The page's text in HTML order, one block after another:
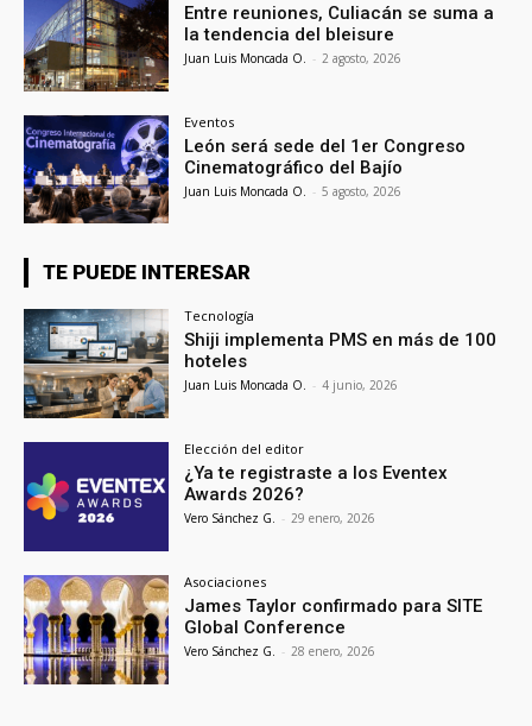
Entre reuniones, Culiacán se suma a
la tendencia del bleisure
Juan Luis Moncada O. - 2 agosto, 2026
Eventos
León será sede del 1er Congreso
Cinematográfico del Bajío
Juan Luis Moncada O. - 5 agosto, 2026
TE PUEDE INTERESAR
Tecnología
Shiji implementa PMS en más de 100
hoteles
Juan Luis Moncada O. - 4 junio, 2026
Elección del editor
¿Ya te registraste a los Eventex
Awards 2026?
Vero Sánchez G. - 29 enero, 2026
Asociaciones
James Taylor confirmado para SITE
Global Conference
Vero Sánchez G. - 28 enero, 2026